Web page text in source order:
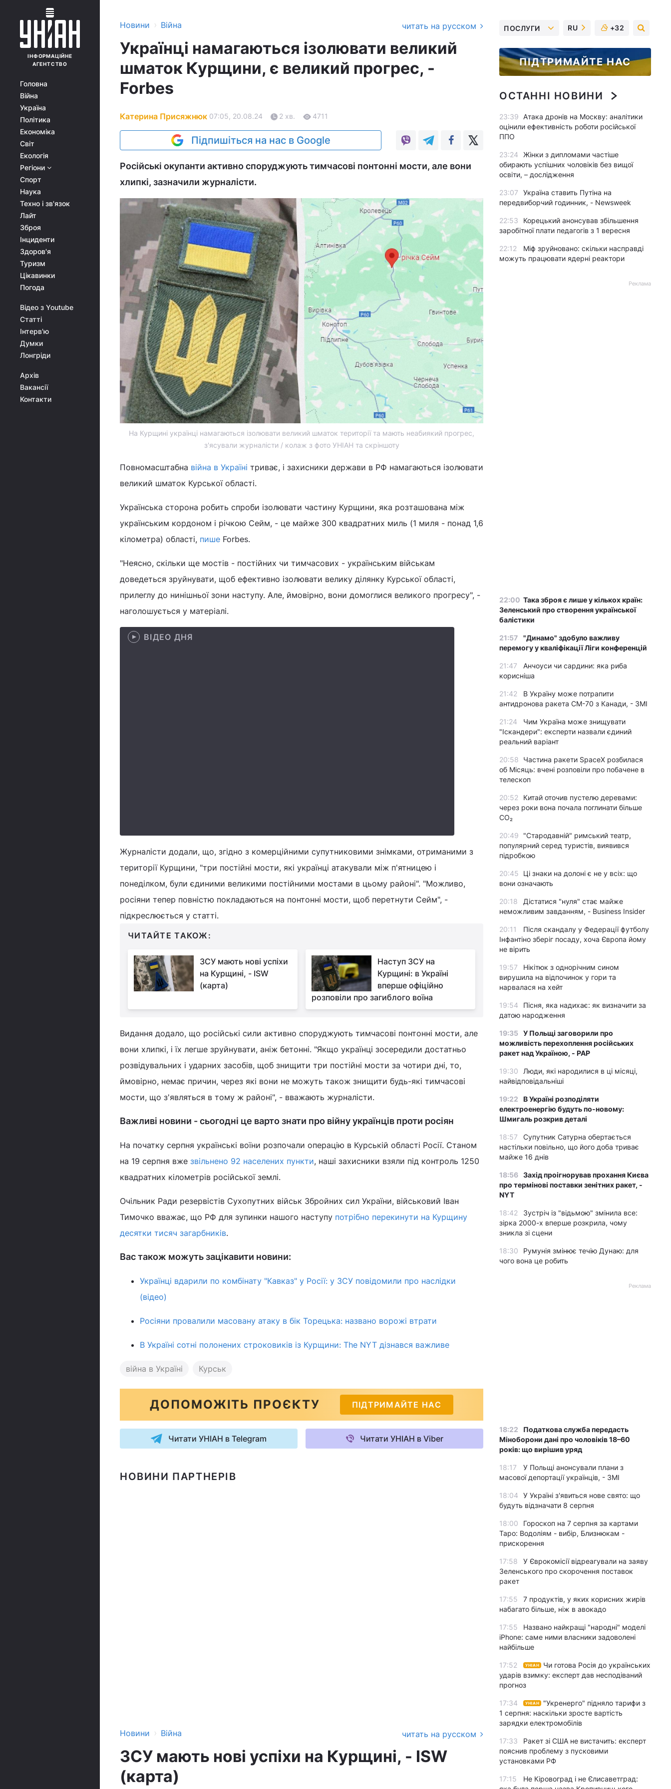
ІНФОРМАЦІЙНЕ
АГЕНТСТВО
Головна
Війна
Україна
Політика
Економіка
Світ
Екологія
Регіони
Спорт
Наука
Техно і зв'язок
Лайт
Зброя
Інциденти
Здоров'я
Туризм
Цікавинки
Погода
Відео з Youtube
Статті
Інтерв'ю
Думки
Лонгріди
Архів
Вакансії
Контакти
Новини › Війна читать на русском
Українці намагаються ізолювати великий
шматок Курщини, є великий прогрес, -
Forbes
Катерина Присяжнюк 07:05, 20.08.24 2 хв. 4711
Підпишіться на нас в Google
Російські окупанти активно споруджують тимчасові понтонні мости, але вони
хлипкі, зазначили журналісти.
На Курщині українці намагаються ізолювати великий шматок території та мають неабиякий прогрес,
з'ясували журналісти / колаж з фото УНІАН та скріншоту
Повномасштабна війна в Україні триває, і захисники держави в РФ намагаються ізолювати
великий шматок Курської області.
Українська сторона робить спроби ізолювати частину Курщини, яка розташована між
українським кордоном і річкою Сейм, - це майже 300 квадратних миль (1 миля - понад 1,6
кілометра) області, пише Forbes.
"Неясно, скільки ще мостів - постійних чи тимчасових - українським військам
доведеться зруйнувати, щоб ефективно ізолювати велику ділянку Курської області,
прилеглу до нинішньої зони наступу. Але, ймовірно, вони домоглися великого прогресу", -
наголошується у матеріалі.
ВІДЕО ДНЯ
Журналісти додали, що, згідно з комерційними супутниковими знімками, отриманими з
території Курщини, "три постійні мости, які українці атакували між п'ятницею і
понеділком, були єдиними великими постійними мостами в цьому районі". "Можливо,
росіяни тепер повністю покладаються на понтонні мости, щоб перетнути Сейм", -
підкреслюється у статті.
ЧИТАЙТЕ ТАКОЖ:
ЗСУ мають нові успіхи
на Курщині, - ISW
(карта)
Наступ ЗСУ на
Курщині: в Україні
вперше офіційно
розповіли про загиблого воїна
Видання додало, що російські сили активно споруджують тимчасові понтонні мости, але
вони хлипкі, і їх легше зруйнувати, аніж бетонні. "Якщо українці зосередили достатньо
розвідувальних і ударних засобів, щоб знищити три постійні мости за чотири дні, то,
ймовірно, немає причин, через які вони не можуть також знищити будь-які тимчасові
мости, що з'являться в тому ж районі", - вважають журналісти.
Важливі новини - сьогодні це варто знати про війну українців проти росіян
На початку серпня українські воїни розпочали операцію в Курській області Росії. Станом
на 19 серпня вже звільнено 92 населених пункти, наші захисники взяли під контроль 1250
квадратних кілометрів російської землі.
Очільник Ради резервістів Сухопутних військ Збройних сил України, військовий Іван
Тимочко вважає, що РФ для зупинки нашого наступу потрібно перекинути на Курщину
десятки тисяч загарбників.
Вас також можуть зацікавити новини:
Українці вдарили по комбінату "Кавказ" у Росії: у ЗСУ повідомили про наслідки
(відео)
Росіяни провалили масовану атаку в бік Торецька: названо ворожі втрати
В Україні сотні полонених строковиків із Курщини: The NYT дізнався важливе
війна в Україні Курськ
ДОПОМОЖІТЬ ПРОЄКТУ ПІДТРИМАЙТЕ НАС
Читати УНІАН в Telegram Читати УНІАН в Viber
НОВИНИ ПАРТНЕРІВ
Новини › Війна читать на русском
ЗСУ мають нові успіхи на Курщині, - ISW
(карта)
ПОСЛУГИ RU +32
ПІДТРИМАЙТЕ НАС
ОСТАННІ НОВИНИ
23:39
Атака дронів на Москву: аналітики
оцінили ефективність роботи російської
ППО
23:24
Жінки з дипломами частіше
обирають успішних чоловіків без вищої
освіти, – дослідження
23:07
Україна ставить Путіна на
передвиборчий годинник, - Newsweek
22:53
Корецький анонсував збільшення
заробітної плати педагогів з 1 вересня
22:12
Міф зруйновано: скільки насправді
можуть працювати ядерні реактори
Реклама
22:00 Така зброя є лише у кількох країн:
Зеленський про створення української
балістики
21:57
"Динамо" здобуло важливу
перемогу у кваліфікації Ліги конференцій
21:47
Анчоуси чи сардини: яка риба
корисніша
21:42
В Україну може потрапити
антидронова ракета CM-70 з Канади, - ЗМІ
21:24
Чим Україна може знищувати
"Іскандери": експерти назвали єдиний
реальний варіант
20:58
Частина ракети SpaceX розбилася
об Місяць: вчені розповіли про побачене в
телескоп
20:52
Китай оточив пустелю деревами:
через роки вона почала поглинати більше
CO₂
20:49
"Стародавній" римський театр,
популярний серед туристів, виявився
підробкою
20:45
Ці знаки на долоні є не у всіх: що
вони означають
20:18
Дістатися "нуля" стає майже
неможливим завданням, - Business Insider
20:11
Після скандалу у Федерації футболу
Інфантіно зберіг посаду, хоча Європа йому
не вірить
19:57
Нікітюк з однорічним сином
вирушила на відпочинок у гори та
нарвалася на хейт
19:54
Пісня, яка надихає: як визначити за
датою народження
19:35 У Польщі заговорили про
можливість перехоплення російських
ракет над Україною, - PAP
19:30
Люди, які народилися в ці місяці,
найвідповідальніші
19:22
В Україні розподіляти
електроенергію будуть по-новому:
Шмигаль розкрив деталі
18:57
Супутник Сатурна обертається
настільки повільно, що його доба триває
майже 16 днів
18:56 Захід проігнорував прохання Києва
про термінові поставки зенітних ракет, -
NYT
18:42
Зустріч із "відьмою" змінила все:
зірка 2000-х вперше розкрила, чому
зникла зі сцени
18:30
Румунія змінює течію Дунаю: для
чого вона це робить
Реклама
18:22
Податкова служба передасть
Міноборони дані про чоловіків 18–60
років: що вирішив уряд
18:17
У Польщі анонсували плани з
масової депортації українців, - ЗМІ
18:04
У Україні з'явиться нове свято: що
будуть відзначати 8 серпня
18:00
Гороскоп на 7 серпня за картами
Таро: Водоліям - вибір, Близнюкам -
прискорення
17:58
У Єврокомісії відреагували на заяву
Зеленського про скорочення поставок
ракет
17:55
7 продуктів, у яких корисних жирів
набагато більше, ніж в авокадо
17:55
Названо найкращі "народні" моделі
iPhone: саме ними власники задоволені
найбільше
17:52 УНІАН
Чи готова Росія до українських
ударів взимку: експерт дав несподіваний
прогноз
17:34 УНІАН
"Укренерго" підняло тарифи з
1 серпня: наскільки зросте вартість
зарядки електромобілів
17:33
Ракет зі США не вистачить: експерт
пояснив проблему з пусковими
установками РФ
17:15
Не Кіровоград і не Єлисаветград: